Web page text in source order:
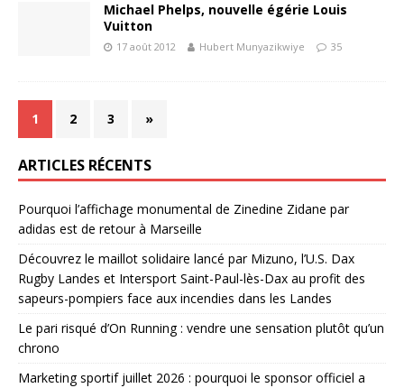
Michael Phelps, nouvelle égérie Louis
Vuitton
17 août 2012 Hubert Munyazikwiye 35
1 2 3 »
ARTICLES RÉCENTS
Pourquoi l’affichage monumental de Zinedine Zidane par
adidas est de retour à Marseille
Découvrez le maillot solidaire lancé par Mizuno, l’U.S. Dax
Rugby Landes et Intersport Saint-Paul-lès-Dax au profit des
sapeurs-pompiers face aux incendies dans les Landes
Le pari risqué d’On Running : vendre une sensation plutôt qu’un
chrono
Marketing sportif juillet 2026 : pourquoi le sponsor officiel a